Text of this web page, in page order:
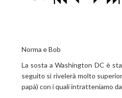
Norma e Bob
La sosta a Washington DC è
seguito si rivelerà molto
papà) con i quali intratteniamo